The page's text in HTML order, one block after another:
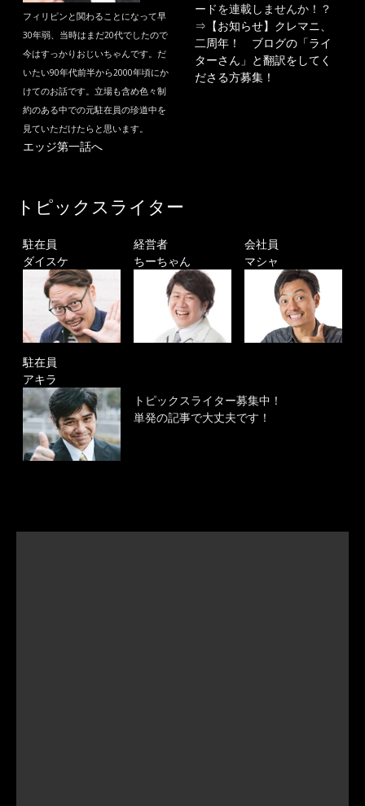
フィリピンと関わることになって早
30年弱、当時はまだ20代でしたので
今はすっかりおじいちゃんです。だ
いたい90年代前半から2000年頃にか
けてのお話です。立場も含め色々制
約のある中での元駐在員の珍道中を
見ていただけたらと思います。
エッジ第一話へ
ードを連載しませんか！？
⇒ 【お知らせ】クレマニ、
二周年！ ブログの「ライ
ターさん」と翻訳をしてく
ださる方募集！
トピックスライター
駐在員
ダイスケ
経営者
ちーちゃん
会社員
マシャ
駐在員
アキラ
トピックスライター募集中！
単発の記事で大丈夫です！